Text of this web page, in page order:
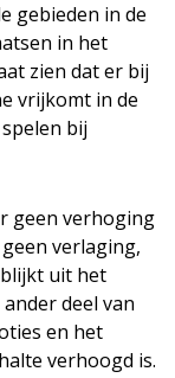
gebieden in de
in het
zien dat er bij
vrijkomt in de
bij
geen verhoging
verlaging,
blijkt uit het
deel van
en het
verhoogd is.